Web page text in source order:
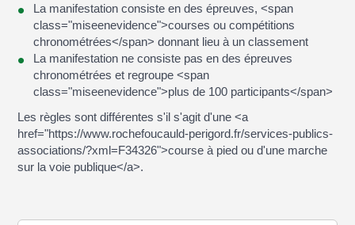
La manifestation consiste en des épreuves, <span
class="miseenevidence">courses ou compétitions
chronométrées</span> donnant lieu à un classement
La manifestation ne consiste pas en des épreuves
chronométrées et regroupe <span
class="miseenevidence">plus de 100 participants</span>
Les règles sont différentes s'il s'agit d'une <a
href="https://www.rochefoucauld-perigord.fr/services-publics-
associations/?xml=F34326">course à pied ou d'une marche
sur la voie publique</a>.